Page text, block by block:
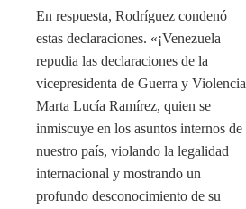
En respuesta, Rodríguez condenó
estas declaraciones. «¡Venezuela
repudia las declaraciones de la
vicepresidenta de Guerra y Violencia
Marta Lucía Ramírez, quien se
inmiscuye en los asuntos internos de
nuestro país, violando la legalidad
internacional y mostrando un
profundo desconocimiento de su